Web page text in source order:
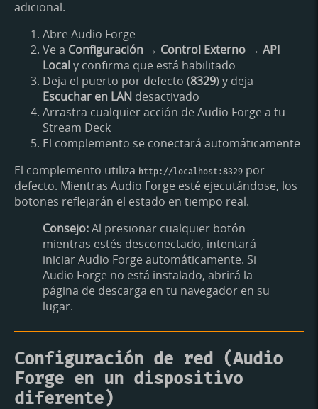
adicional.
Abre Audio Forge
Ve a Configuración → Control Externo → API
Localy confirma que está habilitado
Deja el puerto por defecto (8329) y deja
Escuchar en LAN desactivado
Arrastra cualquier acción de Audio Forge a tu
Stream Deck
El complemento se conectará automáticamente
El complemento utiliza http://localhost:8329 por
defecto. Mientras Audio Forge esté ejecutándose, los
botones reflejarán el estado en tiempo real.
Consejo:Al presionar cualquier botón
mientras estés desconectado, intentará
iniciar Audio Forge automáticamente. Si
Audio Forge no está instalado, abrirá la
página de descarga en tu navegador en su
lugar.
Configuración de red (Audio
Forge en un dispositivo
diferente)